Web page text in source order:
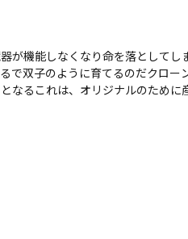
が機能しなくなり命を落としてし
で双子のように育てるのだクロー
なるこれは、オリジナルのために